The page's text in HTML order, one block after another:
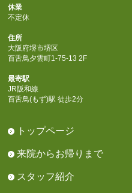
休業
不定休
住所
大阪府堺市堺区
百舌鳥夕雲町1-75-13 2F
最寄駅
JR阪和線
百舌鳥(もず)駅 徒歩2分
トップページ
来院からお帰りまで
スタッフ紹介